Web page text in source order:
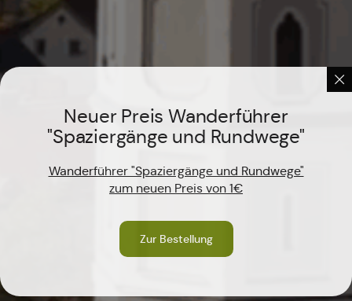
Neuer Preis Wanderführer
"Spaziergänge und Rundwege"
Wanderführer "Spaziergänge und Rundwege"
zum neuen Preis von 1€
Zur Bestellung